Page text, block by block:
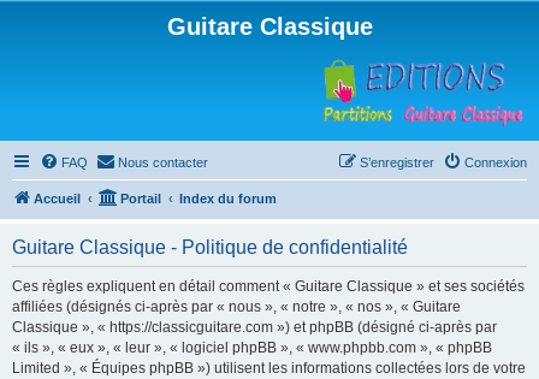
Guitare Classique
FAQ Nous contacter Connexion
S’enregistrer
Accueil Portail Index du forum
Guitare Classique - Politique de confidentialité
Ces règles expliquent en détail comment « Guitare Classique » et ses sociétés
affiliées (désignés ci-après par « nous », « notre », « nos », « Guitare
Classique », « https://classicguitare.com ») et phpBB (désigné ci-après par
« ils », « eux », « leur », « logiciel phpBB », « www.phpbb.com », « phpBB
Limited », « Équipes phpBB ») utilisent les informations collectées lors de votre